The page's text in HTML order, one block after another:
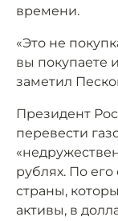
времени.
«Это не
вы покупаете
заметил
Президент
перевести
рублях. По его
страны,
активы, в